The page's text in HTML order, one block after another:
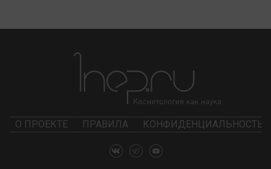
О ПРОЕКТЕ ПРАВИЛА КОНФИДЕНЦИАЛЬНОСТЬ